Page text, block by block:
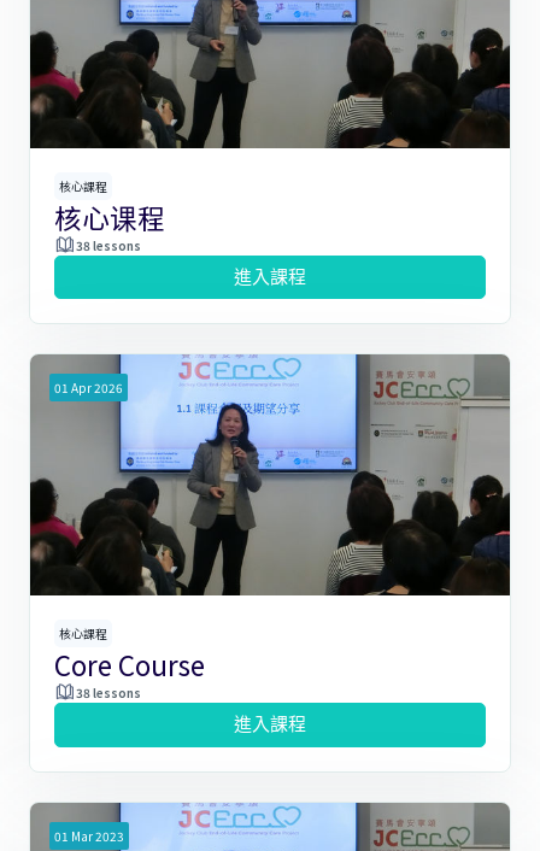
核心課程
核心课程
38 lessons
進入課程
01 Apr2026
核心課程
Core Course
38 lessons
進入課程
01 Mar2023